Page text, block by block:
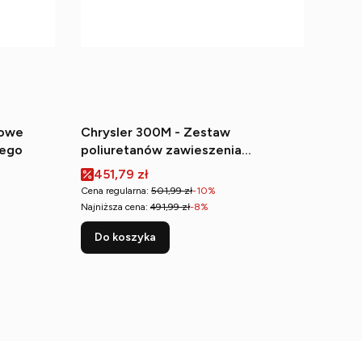
Chrysler 300M - Zestaw
poliuretanów zawieszenia
przedniego
Cena promocyjna
451,79 zł
Cena regularna: 501,99 zł-10%
Najniższa cena: 491,99 zł-8%
Do koszyka